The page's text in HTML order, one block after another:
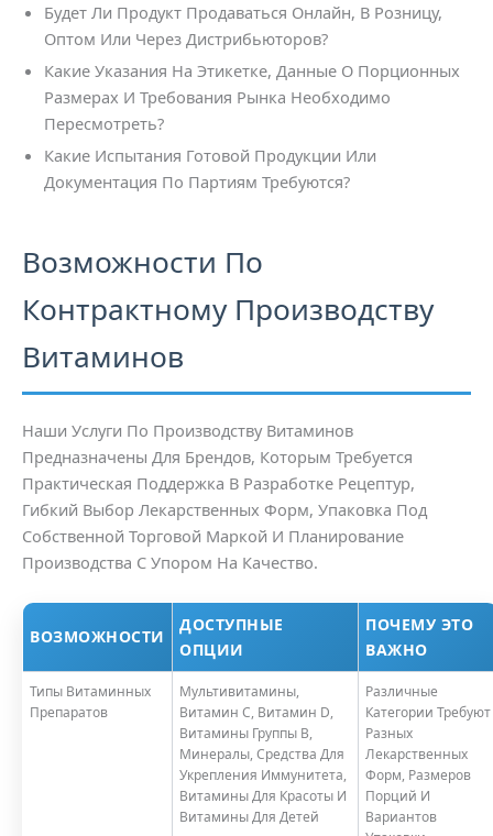
Будет Ли Продукт Продаваться Онлайн, В Розницу,
Оптом Или Через Дистрибьюторов?
Какие Указания На Этикетке, Данные О Порционных
Размерах И Требования Рынка Необходимо
Пересмотреть?
Какие Испытания Готовой Продукции Или
Документация По Партиям Требуются?
Возможности По
Контрактному Производству
Витаминов
Наши Услуги По Производству Витаминов
Предназначены Для Брендов, Которым Требуется
Практическая Поддержка В Разработке Рецептур,
Гибкий Выбор Лекарственных Форм, Упаковка Под
Собственной Торговой Маркой И Планирование
Производства С Упором На Качество.
ВОЗМОЖНОСТИ
ДОСТУПНЫЕ
ОПЦИИ
ПОЧЕМУ ЭТО
ВАЖНО
Типы Витаминных
Препаратов
Мультивитамины,
Витамин С, Витамин D,
Витамины Группы В,
Минералы, Средства Для
Укрепления Иммунитета,
Витамины Для Красоты И
Витамины Для Детей
Различные
Категории Требуют
Разных
Лекарственных
Форм, Размеров
Порций И
Вариантов